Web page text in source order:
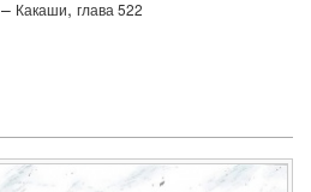
– Какаши,глава 522